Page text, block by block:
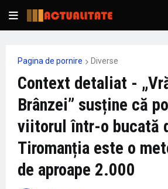
Pagina de pornire Diverse
Context detaliat -
Brânzei” susține că
viitorul într-o bucată
Tiromanția este o
de aproape 2.000